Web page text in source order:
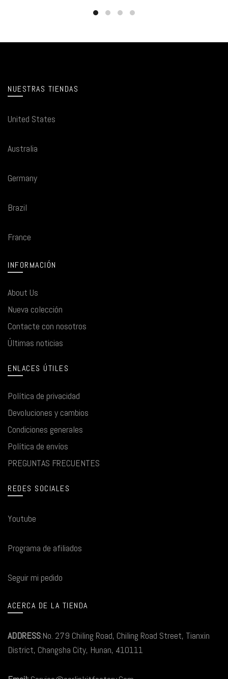
NUESTRAS TIENDAS
United States
Australia
Germany
Brazil
France
INFORMACIÓN
About Us
Nueva colección
Contacte con nosotros
Últimas noticias
ENLACES ÚTILES
Política de privacidad
Devoluciones y cambios
Condiciones generales
Política de envíos
PREGUNTAS FRECUENTES
REDES SOCIALES
Youtube
Programa de afiliados
Seguir mi pedido
ACERCA DE LA TIENDA
ADDRESS:No. 279 Chiling Road, Chiling Road Street, Tianxin
District, Changsha City, Hunan, 410111